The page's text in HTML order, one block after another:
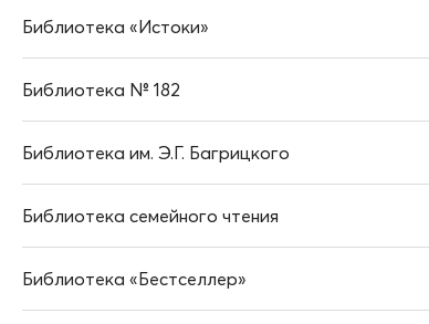
Библиотека «Истоки»
Библиотека № 182
Библиотека им. Э.Г. Багрицкого
Библиотека семейного чтения
Библиотека «Бестселлер»